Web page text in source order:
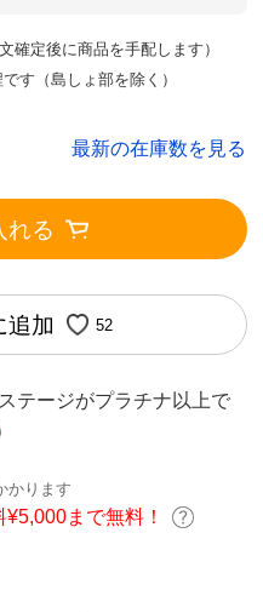
文確定後に商品を手配します）
す（島しょ部を除く）
最新の在庫数を見る
れる
追加 52
ステージがプラチナ以上で
かります
まで無料！